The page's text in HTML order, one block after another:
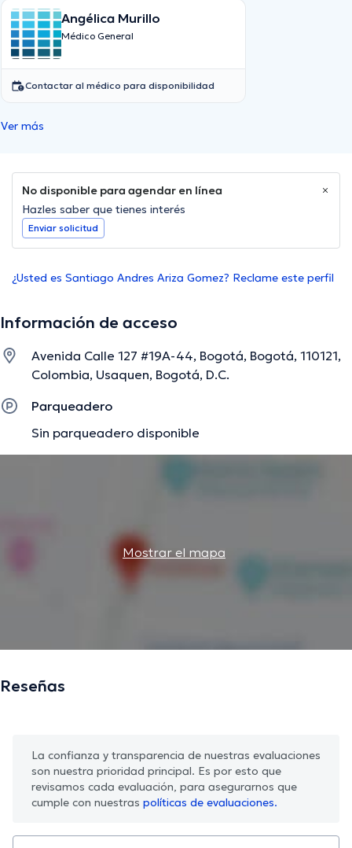
Angélica Murillo
Médico General
Contactar al médico para disponibilidad
Ver más
No disponible para agendar en línea
Hazles saber que tienes interés
Enviar solicitud
¿Usted es Santiago Andres Ariza Gomez? Reclame este perfil
Información de acceso
Avenida Calle 127 #19A-44, Bogotá, Bogotá, 110121,
Colombia, Usaquen, Bogotá, D.C.
Parqueadero
Sin parqueadero disponible
Mostrar el mapa
Reseñas
La confianza y transparencia de nuestras evaluaciones
son nuestra prioridad principal. Es por esto que
revisamos cada evaluación, para asegurarnos que
cumple con nuestras políticas de evaluaciones.